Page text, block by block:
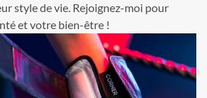
style de vie. Rejoignez-moi pour
et votre bien-être !